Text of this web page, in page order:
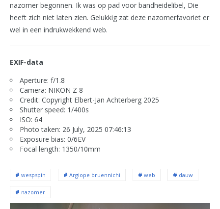
nazomer begonnen. Ik was op pad voor bandheidelibel, Die
heeft zich niet laten zien. Gelukkig zat deze nazomerfavoriet er
wel in een indrukwekkend web.
EXIF-data
Aperture: f/1.8
Camera: NIKON Z 8
Credit: Copyright Elbert-Jan Achterberg 2025
Shutter speed: 1/400s
ISO: 64
Photo taken: 26 July, 2025 07:46:13
Exposure bias: 0/6EV
Focal length: 1350/10mm
wespspin Argiope bruennichi web dauw
nazomer